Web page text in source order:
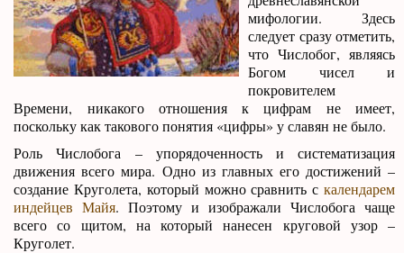
мифологии. Здесь
следует сразу отметить,
что Числобог, являясь
Богом чисел и
покровителем
Времени, никакого отношения к цифрам не имеет,
поскольку как такового понятия «цифры» у славян не было.
Роль Числобога – упорядоченность и систематизация
движения всего мира. Одно из главных его достижений –
создание Круголета, который можно сравнить с календарем
индейцев Майя. Поэтому и изображали Числобога чаще
всего со щитом, на который нанесен круговой узор –
Круголет.